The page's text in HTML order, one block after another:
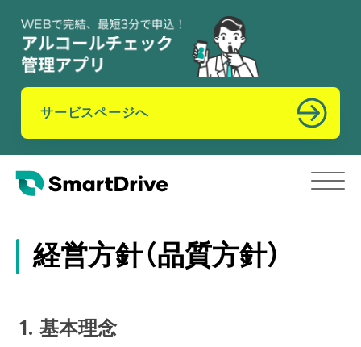
サービスページへ
経営方針（品質方針）
1. 基本理念